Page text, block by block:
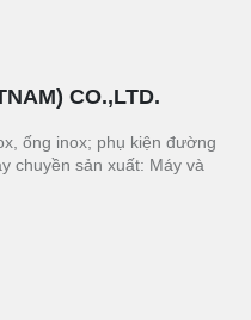
CO.,LTD.
ống inox; phụ kiện đường
chuyền sản xuất: Máy và